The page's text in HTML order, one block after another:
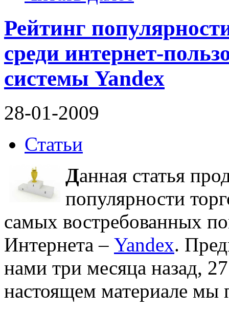
Рейтинг
среди интернет-
системы Yandex
28-01-2009
Статьи
Данная статья
популярности
самых востребованных
Интернета – Yandex.
нами три месяца назад,
настоящем материале мы